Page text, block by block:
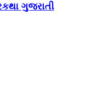
ગુજરાતી